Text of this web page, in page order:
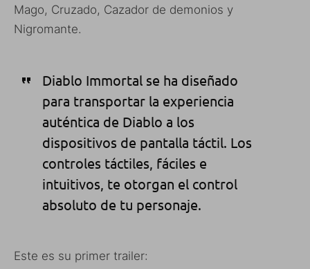
Mago, Cruzado, Cazador de demonios y
Nigromante.
Diablo Immortal se ha diseñado
para transportar la experiencia
auténtica de Diablo a los
dispositivos de pantalla táctil. Los
controles táctiles, fáciles e
intuitivos, te otorgan el control
absoluto de tu personaje.
Este es su primer trailer: